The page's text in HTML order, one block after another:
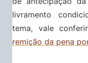
livramento
tema, vale
remição da pena